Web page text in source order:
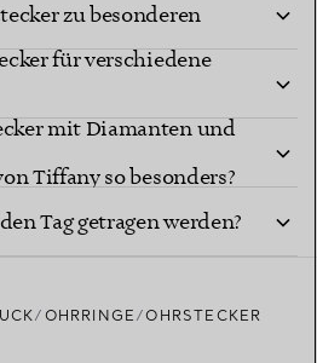
zu besonderen
für verschiedene
mit Diamanten und
Tiffany so besonders?
Tag getragen werden?
OHRRINGE OHRSTECKER